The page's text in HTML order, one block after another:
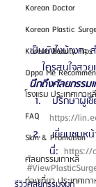
Korean Doctor
Korean Plastic
Korean Beauty Tips
Oppa Me
โรงแรม ประเทศเกาห
FAQ
Skin & Promotion
ศัลยกรรมเกาหลี
ท่องเที่ยว ประเทศเก
เป็นยังไงบ้างค
ใครสนใจสว
นึกถึงศัลยกรรมเ
ปรึกษาผู้เ
https://
เยี่ยมชมหน้าโปรไฟล์ ผู้เชี่ยวชาญที่ปรึกษาศัลยกรรมเกาหลีได้ที่
นี่: https://